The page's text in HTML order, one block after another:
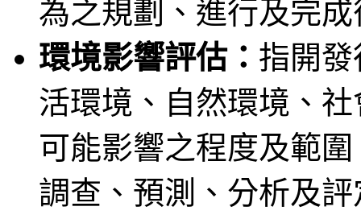
為之規劃、進行及完
環境影響評估： 指開
活環境、自然環境、
可能影響之程度及範
調查、預測、分析及